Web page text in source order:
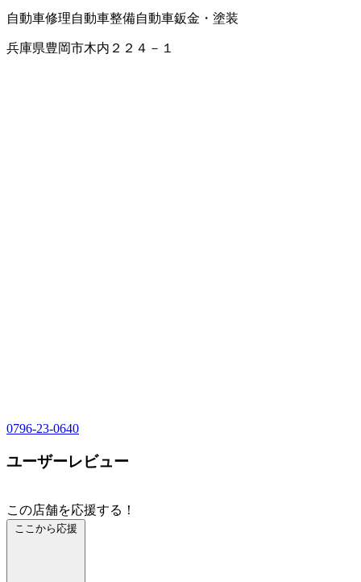
自動車修理自動車整備自動車鈑金・塗装
兵庫県豊岡市木内２２４－１
0796-23-0640
ユーザーレビュー
この店舗を応援する！
ここから応援